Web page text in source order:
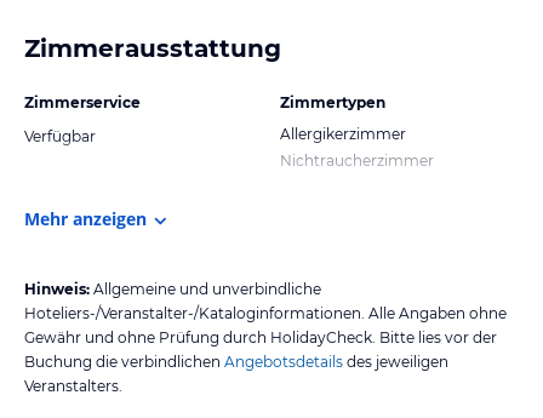
Zimmerausstattung
Zimmerservice
Verfügbar
Zimmertypen
Allergikerzimmer
Nichtraucherzimmer
Mehr anzeigen
Hinweis: Allgemeine und unverbindliche
Hoteliers-/Veranstalter-/Kataloginformationen. Alle Angaben ohne
Gewähr und ohne Prüfung durch HolidayCheck. Bitte lies vor der
Buchung die verbindlichen Angebotsdetails des jeweiligen
Veranstalters.